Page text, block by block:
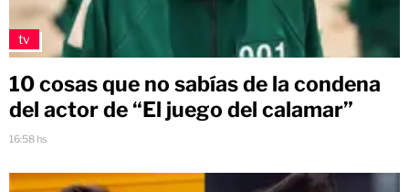
tv
10 cosas que no sabías de la condena
del actor de “El juego del calamar”
16:58 hs